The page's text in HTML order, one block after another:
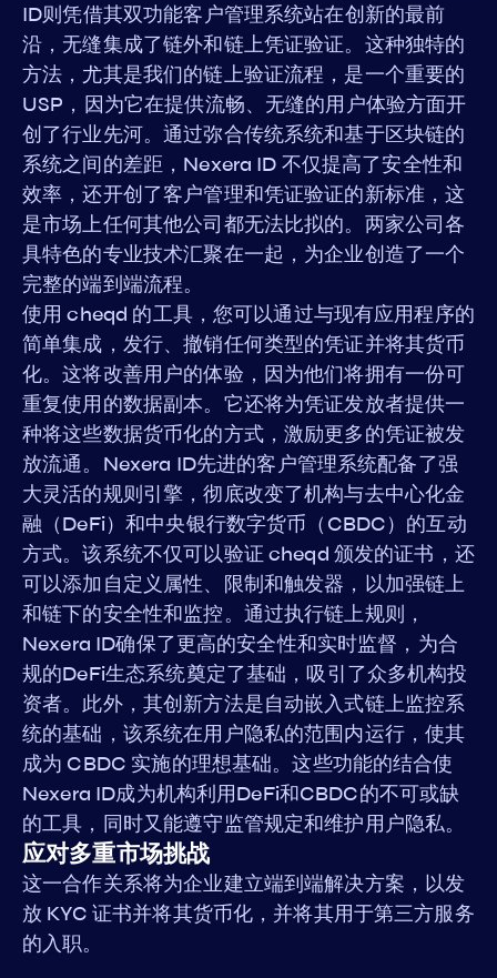
ID则凭借其双功能客户管理系统站在创新的最前
沿，无缝集成了链外和链上凭证验证。这种独特的
方法，尤其是我们的链上验证流程，是一个重要的
USP，因为它在提供流畅、无缝的用户体验方面开
创了行业先河。通过弥合传统系统和基于区块链的
系统之间的差距，Nexera ID 不仅提高了安全性和
效率，还开创了客户管理和凭证验证的新标准，这
是市场上任何其他公司都无法比拟的。两家公司各
具特色的专业技术汇聚在一起，为企业创造了一个
完整的端到端流程。
使用 cheqd 的工具，您可以通过与现有应用程序的
简单集成，发行、撤销任何类型的凭证并将其货币
化。这将改善用户的体验，因为他们将拥有一份可
重复使用的数据副本。它还将为凭证发放者提供一
种将这些数据货币化的方式，激励更多的凭证被发
放流通。Nexera ID先进的客户管理系统配备了强
大灵活的规则引擎，彻底改变了机构与去中心化金
融（DeFi）和中央银行数字货币（CBDC）的互动
方式。该系统不仅可以验证 cheqd 颁发的证书，还
可以添加自定义属性、限制和触发器，以加强链上
和链下的安全性和监控。通过执行链上规则，
Nexera ID确保了更高的安全性和实时监督，为合
规的DeFi生态系统奠定了基础，吸引了众多机构投
资者。此外，其创新方法是自动嵌入式链上监控系
统的基础，该系统在用户隐私的范围内运行，使其
成为 CBDC 实施的理想基础。这些功能的结合使
Nexera ID成为机构利用DeFi和CBDC的不可或缺
的工具，同时又能遵守监管规定和维护用户隐私。
应对多重市场挑战
这一合作关系将为企业建立端到端解决方案，以发
放 KYC 证书并将其货币化，并将其用于第三方服务
的入职。